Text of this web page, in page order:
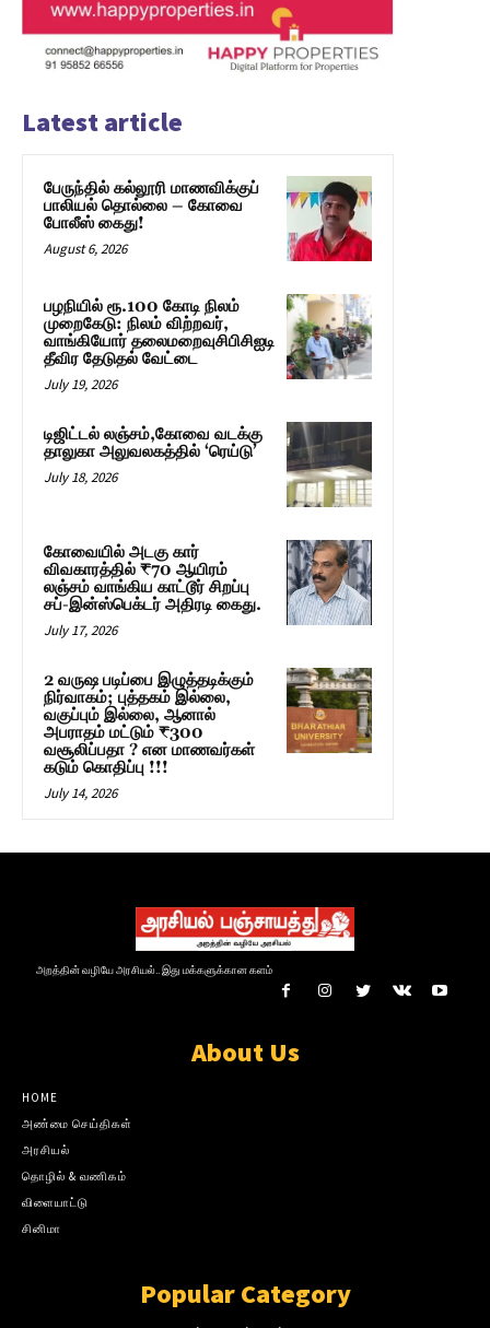
Latest article
பேருந்தில் கல்லூரி மாணவிக்குப்
பாலியல் தொல்லை – கோவை
போலீஸ் கைது!
August 6, 2026
பழநியில் ரூ.100 கோடி நிலம்
முறைகேடு: நிலம் விற்றவர்,
வாங்கியோர் தலைமறைவுசிபிசிஐடி
தீவிர தேடுதல் வேட்டை
July 19, 2026
டிஜிட்டல் லஞ்சம்,கோவை வடக்கு
தாலுகா அலுவலகத்தில் ‘ரெய்டு’
July 18, 2026
கோவையில் அடகு கார்
விவகாரத்தில் ₹70 ஆயிரம்
லஞ்சம் வாங்கிய காட்டூர் சிறப்பு
சப்-இன்ஸ்பெக்டர் அதிரடி கைது.
July 17, 2026
2 வருஷ படிப்பை இழுத்தடிக்கும்
நிர்வாகம்; புத்தகம் இல்லை,
வகுப்பும் இல்லை, ஆனால்
அபராதம் மட்டும் ₹300
வசூலிப்பதா ? என மாணவர்கள்
கடும் கொதிப்பு !!!
July 14, 2026
அறத்தின் வழியே அரசியல்.. இது மக்களுக்கான களம்
About Us
HOME
அண்மை செய்திகள்
அரசியல்
தொழில் & வணிகம்
விளையாட்டு
சினிமா
Popular Category